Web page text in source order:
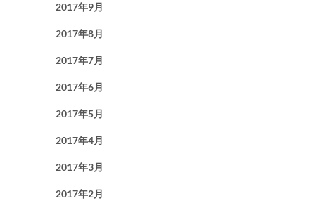
2017年9月
2017年8月
2017年7月
2017年6月
2017年5月
2017年4月
2017年3月
2017年2月